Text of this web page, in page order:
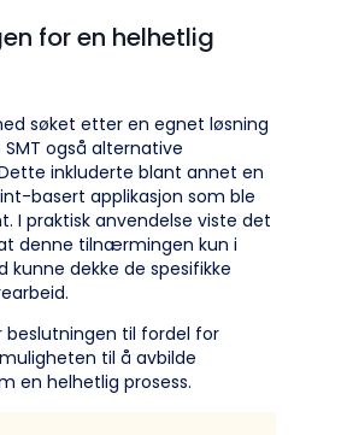
for en helhetlig
søket etter en egnet løsning
SMT også alternative
inkluderte blant annet en
basert applikasjon som ble
I praktisk anvendelse viste det
denne tilnærmingen kun i
kunne dekke de spesifikke
beslutningen til fordel for
til å avbilde
en helhetlig prosess.